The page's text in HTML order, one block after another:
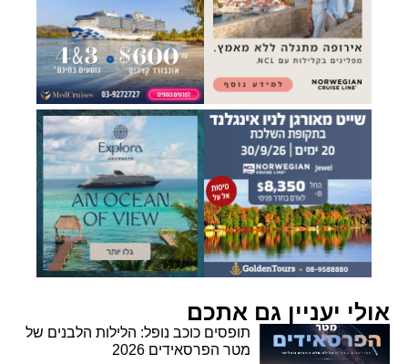
אולי יעניין גם אתכם
תופסים כוכב נופל: הלילות הלבנים של
מטר הפרסאידים 2026